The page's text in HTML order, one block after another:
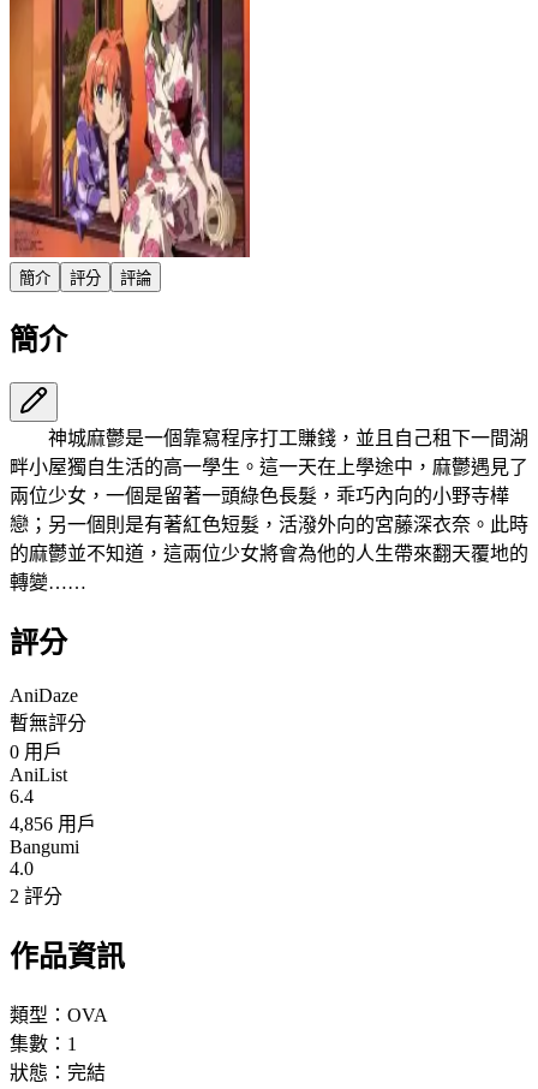
簡介 評分 評論
簡介
神城麻鬱是一個靠寫程序打工賺錢，並且自己租下一間湖
畔小屋獨自生活的高一學生。這一天在上學途中，麻鬱遇見了
兩位少女，一個是留著一頭綠色長髮，乖巧內向的小野寺樺
戀；另一個則是有著紅色短髮，活潑外向的宮藤深衣奈。此時
的麻鬱並不知道，這兩位少女將會為他的人生帶來翻天覆地的
轉變……
評分
AniDaze
暫無評分
0 用戶
AniList
6.4
4,856 用戶
Bangumi
4.0
2 評分
作品資訊
類型： OVA
集數： 1
狀態： 完結